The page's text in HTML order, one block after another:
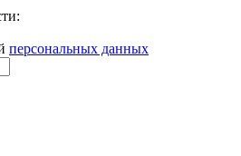
персональных данных